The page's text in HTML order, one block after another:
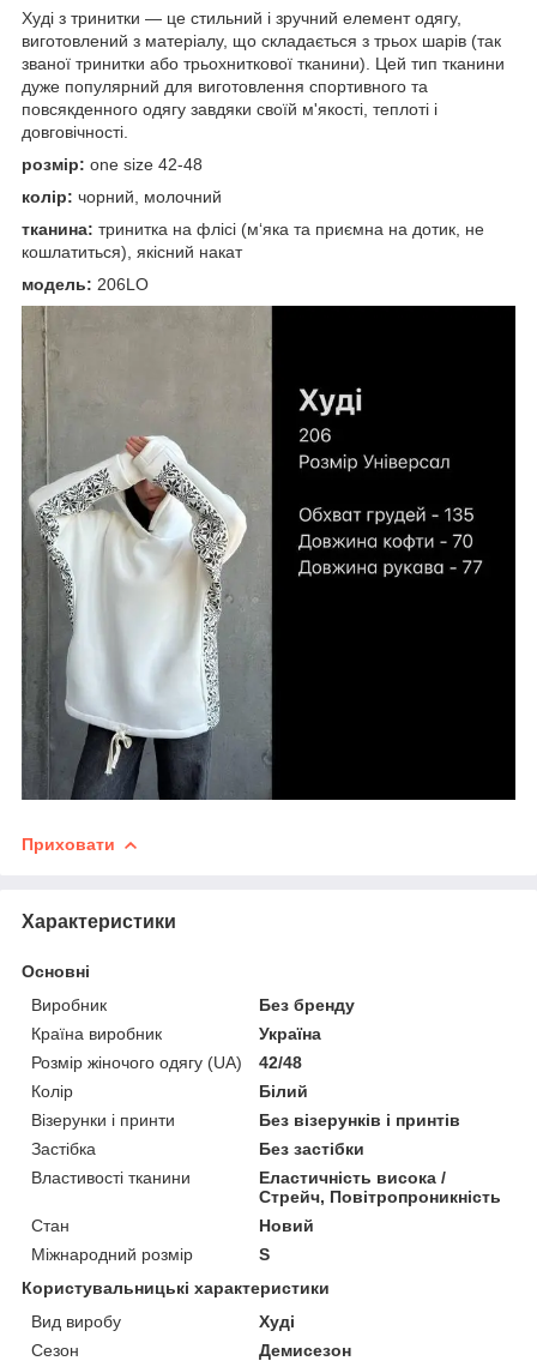
Худі з тринитки — це стильний і зручний елемент одягу,
виготовлений з матеріалу, що складається з трьох шарів (так
званої тринитки або трьохниткової тканини). Цей тип тканини
дуже популярний для виготовлення спортивного та
повсякденного одягу завдяки своїй м'якості, теплоті і
довговічності.
розмір: one size 42-48
колір: чорний, молочний
тканина: тринитка на флісі (м‘яка та приємна на дотик, не
кошлатиться), якісний накат
модель: 206LO
Приховати
Характеристики
Основні
Виробник
Без бренду
Країна виробник
Україна
Розмір жіночого одягу (UA)
42/48
Колір
Білий
Візерунки і принти
Без візерунків і принтів
Застібка
Без застібки
Властивості тканини
Еластичність висока /
Стрейч, Повітропроникність
Стан
Новий
Міжнародний розмір
S
Користувальницькі характеристики
Вид виробу
Худі
Сезон
Демисезон